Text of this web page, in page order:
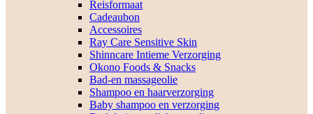
Reisformaat
Cadeaubon
Accessoires
Ray Care Sensitive Skin
Shinncare Intieme Verzorging
Okono Foods & Snacks
Bad-en massageolie
Shampoo en haarverzorging
Baby shampoo en verzorging